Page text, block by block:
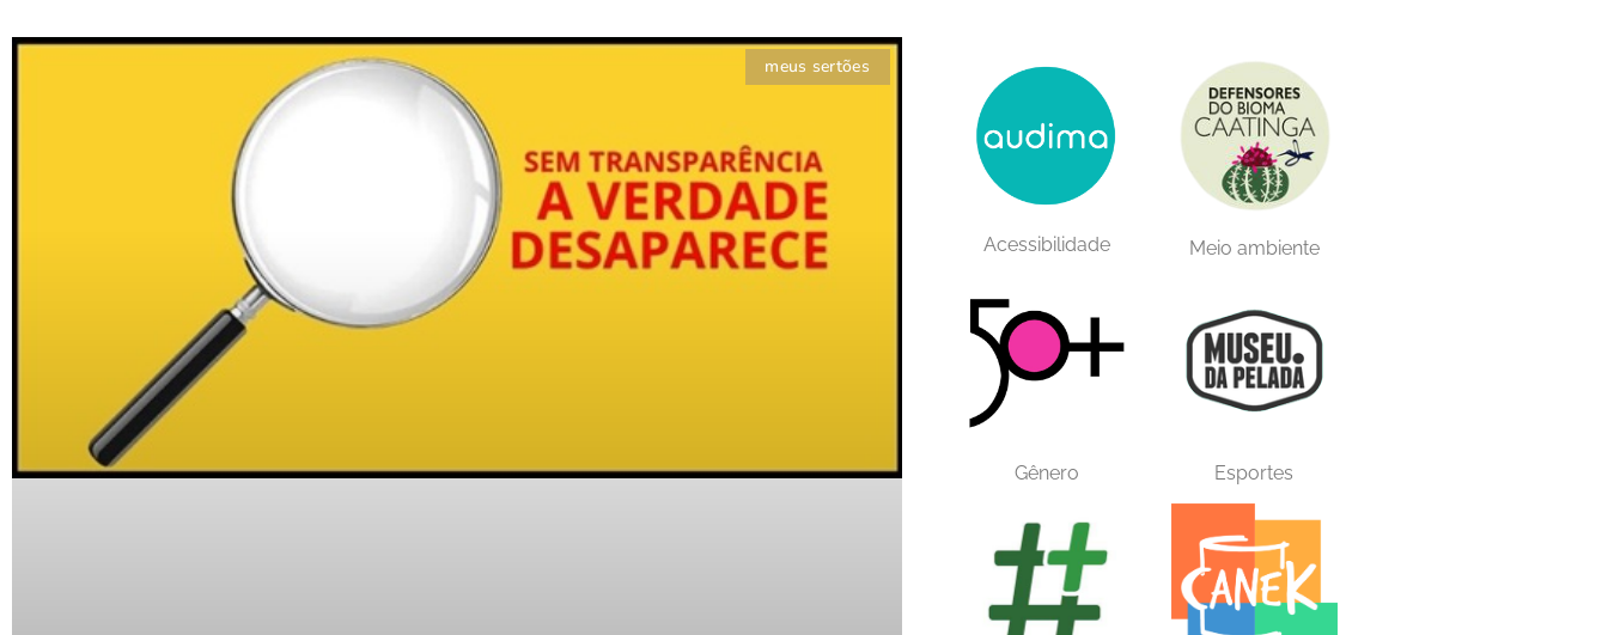
meus sertões
Acessibilidade Meio ambiente
Gênero Esportes